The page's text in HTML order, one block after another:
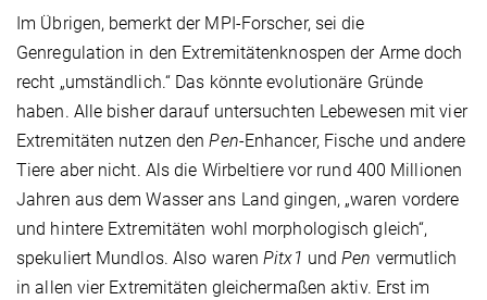
Im Übrigen, bemerkt der MPI-Forscher, sei die
Genregulation in den Extremitätenknospen der Arme doch
recht „umständlich.“ Das könnte evolutionäre Gründe
haben. Alle bisher darauf untersuchten Lebewesen mit vier
Extremitäten nutzen denPen-Enhancer, Fische und andere
Tiere aber nicht. Als die Wirbeltiere vor rund 400 Millionen
Jahren aus dem Wasser ans Land gingen, „waren vordere
und hintere Extremitäten wohl morphologisch gleich“,
spekuliert Mundlos. Also warenPitx1 undPen vermutlich
in allen vier Extremitäten gleichermaßen aktiv. Erst im